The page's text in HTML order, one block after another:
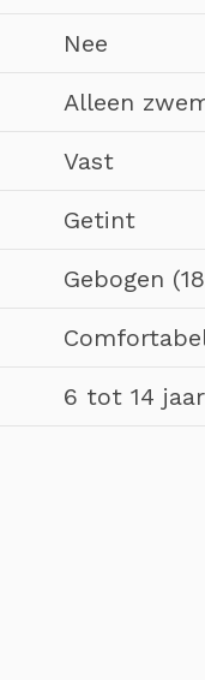
Nee
Alleen
Vast
Getint
Gebogen
6 tot 14 jaar